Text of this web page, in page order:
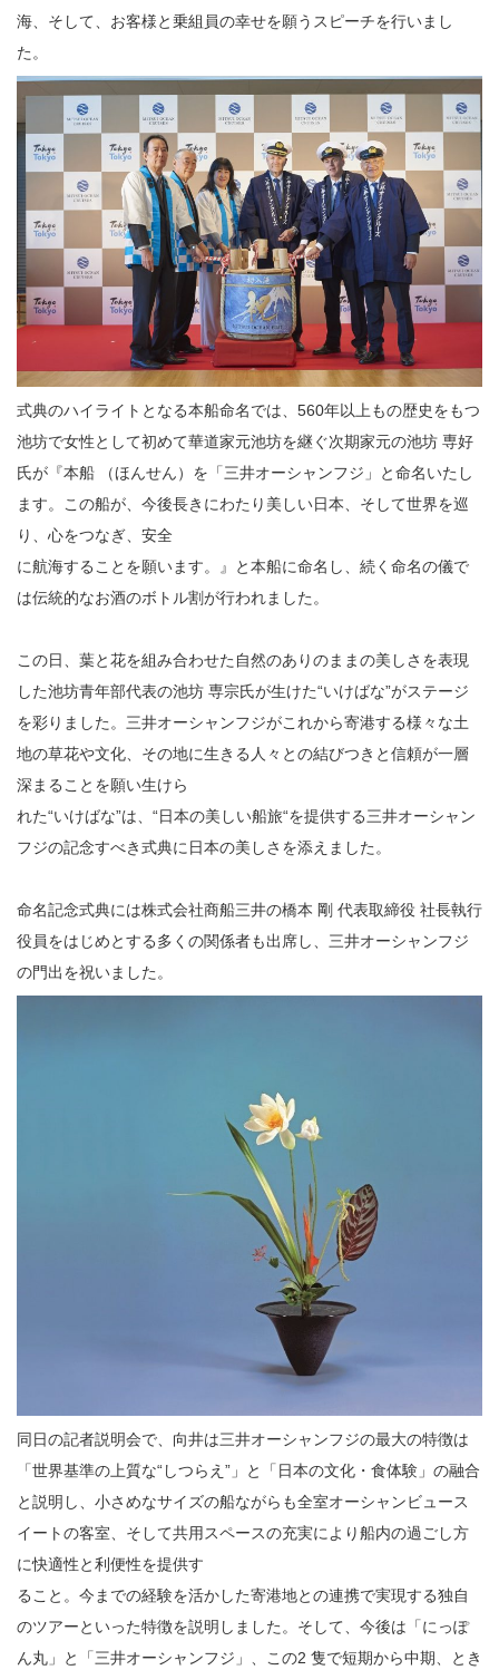
海、そして、お客様と乗組員の幸せを願うスピーチを行いまし
た。
式典のハイライトとなる本船命名では、560年以上もの歴史をもつ
池坊で女性として初めて華道家元池坊を継ぐ次期家元の池坊 専好
氏が『本船 （ほんせん）を「三井オーシャンフジ」と命名いたし
ます。この船が、今後長きにわたり美しい日本、そして世界を巡
り、心をつなぎ、安全
に航海することを願います。』と本船に命名し、続く命名の儀で
は伝統的なお酒のボトル割が行われました。
この日、葉と花を組み合わせた自然のありのままの美しさを表現
した池坊青年部代表の池坊 専宗氏が生けた“いけばな”がステージ
を彩りました。三井オーシャンフジがこれから寄港する様々な土
地の草花や文化、その地に生きる人々との結びつきと信頼が一層
深まることを願い生けら
れた“いけばな”は、“日本の美しい船旅“を提供する三井オーシャン
フジの記念すべき式典に日本の美しさを添えました。
命名記念式典には株式会社商船三井の橋本 剛 代表取締役 社長執行
役員をはじめとする多くの関係者も出席し、三井オーシャンフジ
の門出を祝いました。
同日の記者説明会で、向井は三井オーシャンフジの最大の特徴は
「世界基準の上質な“しつらえ”」と「日本の文化・食体験」の融合
と説明し、小さめなサイズの船ながらも全室オーシャンビュース
イートの客室、そして共用スペースの充実により船内の過ごし方
に快適性と利便性を提供す
ること。今までの経験を活かした寄港地との連携で実現する独自
のツアーといった特徴を説明しました。そして、今後は「にっぽ
ん丸」と「三井オーシャンフジ」、この2 隻で短期から中期、とき